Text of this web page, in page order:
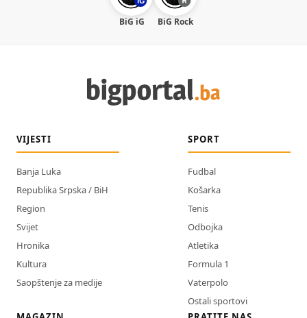
BiG iG BiG Rock
VIJESTI
Banja Luka
Republika Srpska / BiH
Region
Svijet
Hronika
Kultura
Saopštenje za medije
SPORT
Fudbal
Košarka
Tenis
Odbojka
Atletika
Formula 1
Vaterpolo
Ostali sportovi